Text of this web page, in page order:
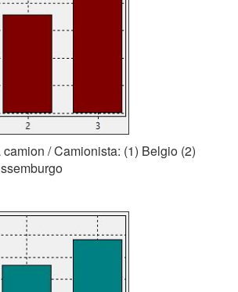
/ Camionista: (1) Belgio (2)